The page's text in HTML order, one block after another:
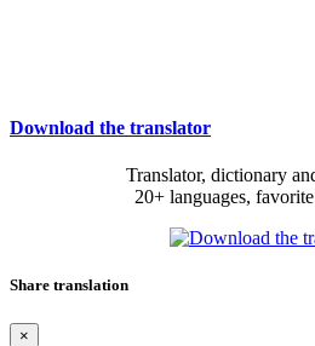
Download the translator
Translator, dictionary
20+ languages,
Share translation
×